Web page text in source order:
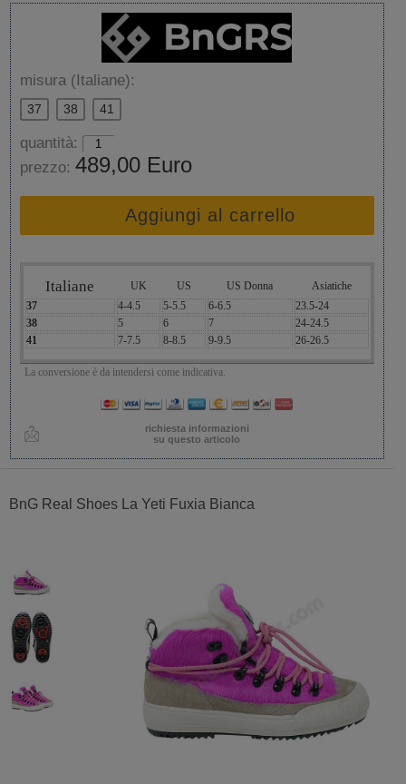
misura (Italiane):
37 38 41
quantità:
prezzo: 489,00 Euro
Aggiungi al carrello
Italiane UK US US Donna
Asiatiche
37
4-4.5 5-5.5 6-6.5
23.5-24
38
5 6 7
24-24.5
41
7-7.5 8-8.5 9-9.5 26-26.5
La conversione è da intendersi come indicativa.
richiesta informazioni
su questo articolo
BnG Real Shoes La Yeti Fuxia Bianca